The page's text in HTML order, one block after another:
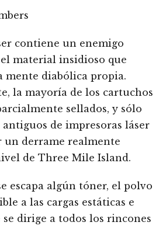
contiene un enemigo
material insidioso que
mente diabólica propia.
la mayoría de los cartuchos
sellados, y sólo
antiguos de impresoras láser
un derrame realmente
de Three Mile Island.
escapa algún tóner, el polvo
a las cargas estáticas e
dirige a todos los rincones